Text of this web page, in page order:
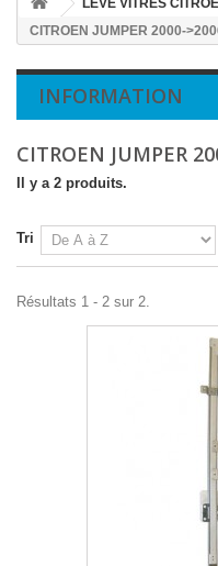
LEVE VITRES
CITROEN JUMPER 2000-
INFORMATION
CITROEN JUMPER
Il y a 2 produits.
Tri
Résultats 1 - 2 sur 2.